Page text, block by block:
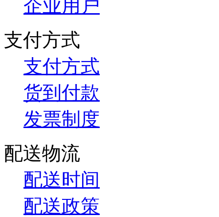
企业用户
支付方式
支付方式
货到付款
发票制度
配送物流
配送时间
配送政策